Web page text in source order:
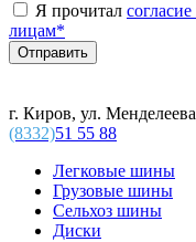
Я прочитал
лицам*
г. Киров, ул.
(8332)51 55 88
Легковые шины
Грузовые шины
Сельхоз шины
Диски